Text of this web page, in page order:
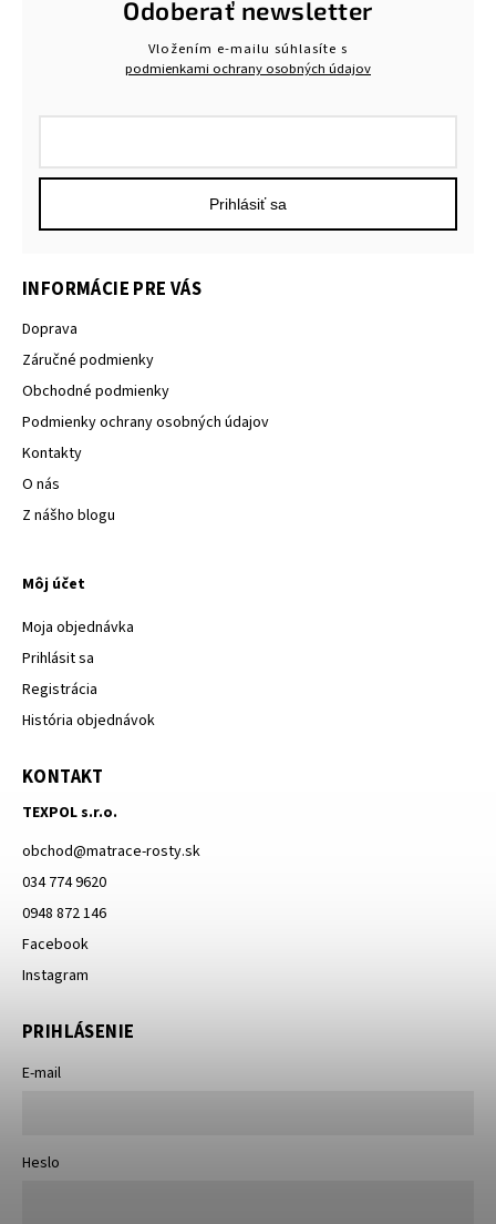
Odoberať newsletter
Vložením e-mailu súhlasíte s
podmienkami ochrany osobných údajov
Prihlásiť sa
INFORMÁCIE PRE VÁS
Doprava
Záručné podmienky
Obchodné podmienky
Podmienky ochrany osobných údajov
Kontakty
O nás
Z nášho blogu
Môj účet
Moja objednávka
Prihlásit sa
Registrácia
História objednávok
KONTAKT
TEXPOL s.r.o.
obchod@matrace-rosty.sk
034 774 9620
0948 872 146
Facebook
Instagram
PRIHLÁSENIE
E-mail
Heslo